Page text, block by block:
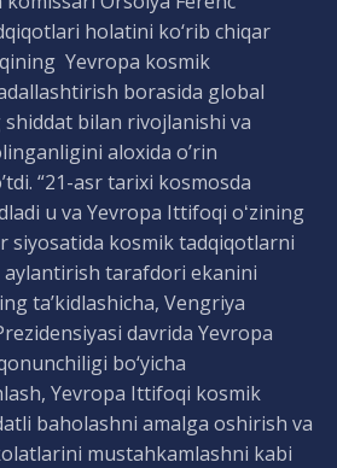
holatini ko‘rib chiqar
Yevropa kosmik
borasida global
bilan rivojlanishi va
aloxida o’rin
“21-asr tarixi kosmosda
u va Yevropa Ittifoqi oʻzining
siyosatida kosmik tadqiqotlarni
aylantirish tarafdori ekanini
ta’kidlashicha, Vengriya
davrida Yevropa
bo‘yicha
Yevropa Ittifoqi kosmik
baholashni amalga oshirish va
mustahkamlashni kabi